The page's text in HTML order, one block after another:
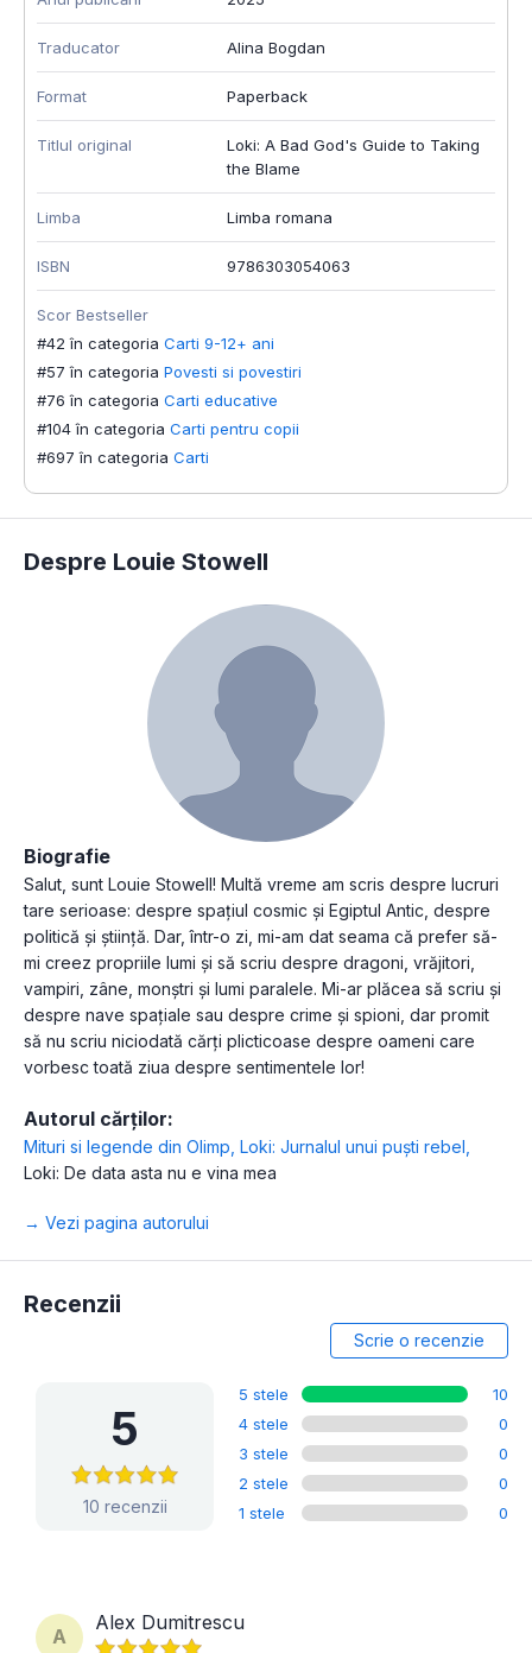
Traducator Alina Bogdan
Format Paperback
Titlul original
Loki: A Bad God's Guide to Taking
the Blame
Limba Limba romana
ISBN 9786303054063
Scor Bestseller
#42 în categoria Carti 9-12+ ani
#57 în categoria Povesti si povestiri
#76 în categoria Carti educative
#104 în categoria Carti pentru copii
#697 în categoria Carti
Despre Louie Stowell
Biografie
Salut, sunt Louie Stowell! Multă vreme am scris despre lucruri
tare serioase: despre spațiul cosmic și Egiptul Antic, despre
politică și știință. Dar, într-o zi, mi-am dat seama că prefer să-
mi creez propriile lumi și să scriu despre dragoni, vrăjitori,
vampiri, zâne, monștri și lumi paralele. Mi-ar plăcea să scriu și
despre nave spațiale sau despre crime și spioni, dar promit
să nu scriu niciodată cărți plicticoase despre oameni care
vorbesc toată ziua despre sentimentele lor!
Autorul cărților:
Mituri si legende din Olimp Loki: Jurnalul unui puști rebel
Loki: De data asta nu e vina mea
→ Vezi pagina autorului
Recenzii
Scrie o recenzie
5
10 recenzii
5 stele
10
4 stele
0
3 stele
0
2 stele
0
1 stele
0
A
Alex Dumitrescu